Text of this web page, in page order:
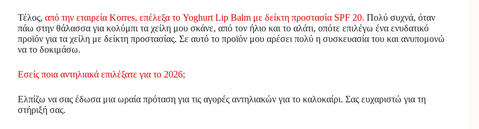
Τέλος, από την εταιρεία Korres, επέλεξα το Yoghurt Lip Balm με δείκτη προστασία SPF 20. Πολύ συχνά, όταν
πάω στην θάλασσα για κολύμπι τα χείλη μου σκάνε, από τον ήλιο και το αλάτι, οπότε επιλέγω ένα ενυδατικό
προϊόν για τα χείλη με δείκτη προστασίας. Σε αυτό το προϊόν μου αρέσει πολύ η συσκευασία του και ανυπομονώ
να το δοκιμάσω.
Εσείς ποια αντηλιακά επιλέξατε για το 2026;
Ελπίζω να σας έδωσα μια ωραία πρόταση για τις αγορές αντηλιακών για το καλοκαίρι. Σας ευχαριστώ για τη
στήριξή σας.